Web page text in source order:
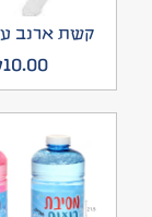
קשת ארנב
10.00